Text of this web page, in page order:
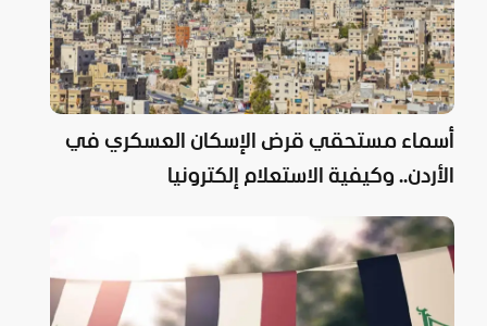
أسماء مستحقي قرض الإسكان العسكري في
الأردن.. وكيفية الاستعلام إلكترونيا